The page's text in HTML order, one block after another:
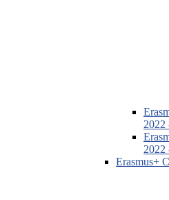
2022
2022
Erasmus+